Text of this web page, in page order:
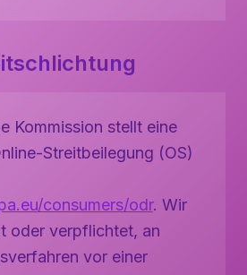
Kommission stellt eine
Streitbeilegung (OS)
consumers/odr. Wir
oder verpflichtet, an
vor einer